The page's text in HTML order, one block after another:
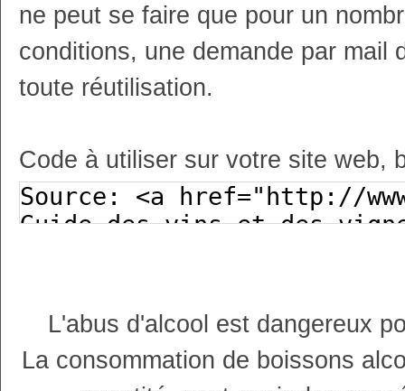
ne peut se faire que pour un
conditions, une demande par mail
toute réutilisation.
Code à utiliser sur votre site web,
L'abus d'alcool est dangereux
La consommation de boissons